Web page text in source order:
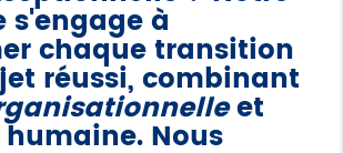
s'engage à
chaque transition
réussi, combinant
et
Nous